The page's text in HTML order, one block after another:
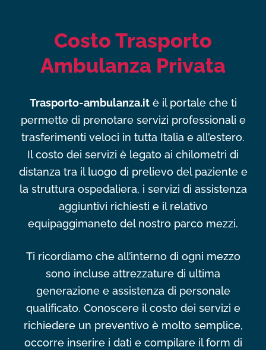
Costo Trasporto
Ambulanza Privata
Trasporto-ambulanza.itè il portale che ti
permette di prenotare servizi professionali e
trasferimenti veloci in tutta Italia e all’estero.
Il costo dei servizi è legato ai chilometri di
distanza tra il luogo di prelievo del paziente e
la struttura ospedaliera, i servizi di assistenza
aggiuntivi richiesti e il relativo
equipaggimaneto del nostro parco mezzi.
Ti ricordiamo che all’interno di ogni mezzo
sono incluse attrezzature di ultima
generazione e assistenza di personale
qualificato. Conoscere il costo dei servizi e
richiedere un preventivo è molto semplice,
occorre inserire i dati e compilare il form di